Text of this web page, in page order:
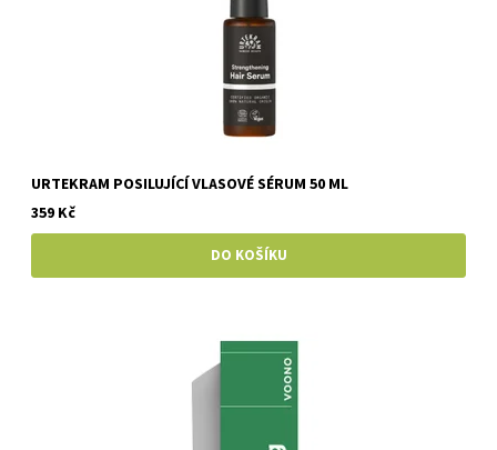
URTEKRAM POSILUJÍCÍ VLASOVÉ SÉRUM 50 ML
359 Kč